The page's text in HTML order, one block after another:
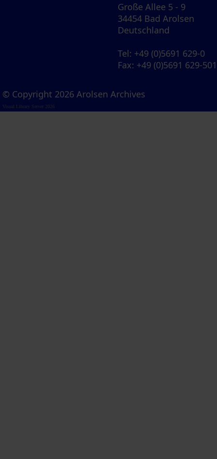
Große Allee 5 - 9
34454 Bad Arolsen
Deutschland
Tel: +49 (0)5691 629-0
Fax: +49 (0)5691 629-501
© Copyright 2026 Arolsen Archives
Visual Library Server 2026